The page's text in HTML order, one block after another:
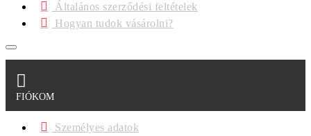
Általános szerződési feltételek
Hogyan tudok vásárolni?
FIÓKOM
Személyes adatok